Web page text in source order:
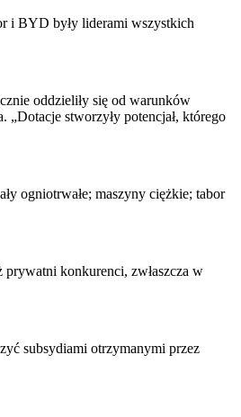
i BYD były liderami wszystkich
oddzieliły się od warunków
stworzyły potencjał, którego
ogniotrwałe; maszyny ciężkie; tabor
konkurenci, zwłaszcza w
subsydiami otrzymanymi przez